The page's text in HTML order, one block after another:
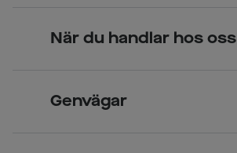
När du handlar hos oss
Genvägar